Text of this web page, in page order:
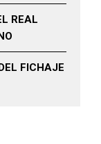
REAL
FICHAJE